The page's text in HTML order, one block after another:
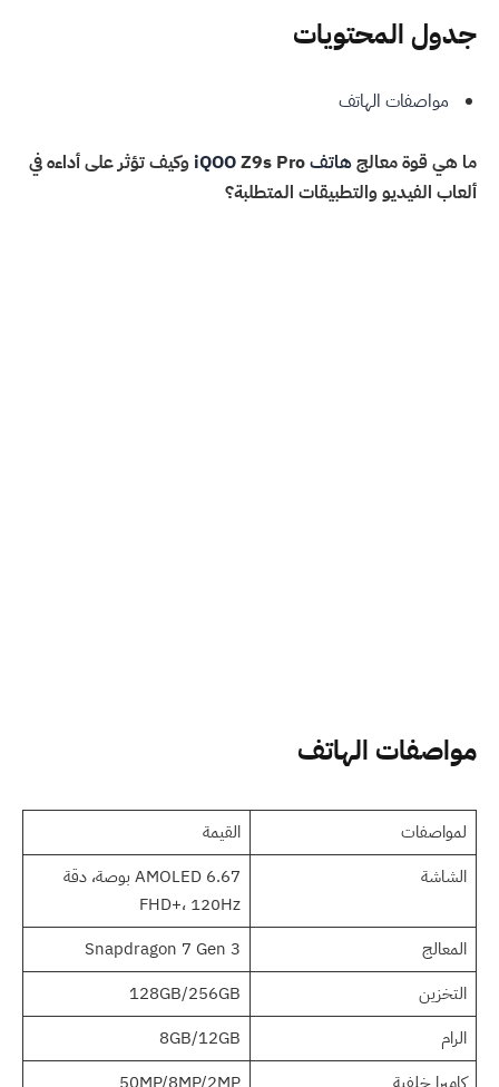
جدول المحتويات
مواصفات الهاتف
ما هي قوة معالجهاتف iQOO Z9s Pro وكيف تؤثر على أداءه في
ألعاب الفيديو والتطبيقات المتطلبة؟
مواصفات الهاتف
لمواصفات
القيمة
الشاشة
AMOLED 6.67 بوصة، دقة
FHD+، 120Hz
المعالج
Snapdragon 7 Gen 3
التخزين
128GB/256GB
الرام
8GB/12GB